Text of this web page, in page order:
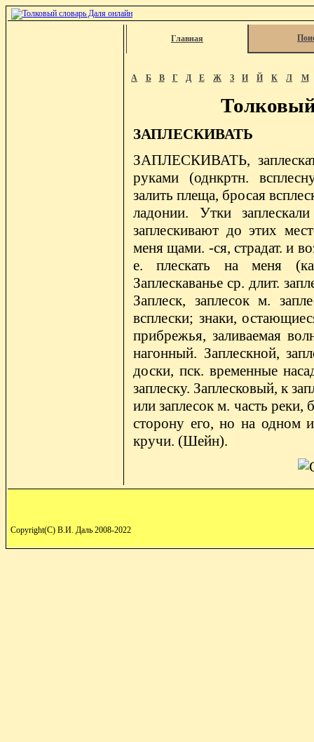
Главная
А Б В Г Д Е Ж З И Й К Л М
ЗАПЛЕСКИВАТЬ
ЗАПЛЕСКИВАТЬ,
руками (однкртн.
залить плеща, бросая
ладонии. Утки
заплескивают до этих
меня щами. -ся, страдат. и
е. плескать на меня
Заплескаванье ср. длит.
Заплеск, заплесок м.
всплески; знаки,
прибрежья, заливаемая
нагонный. Заплескной,
доски, пск. временные
заплеску. Заплесковый, к
или заплесок м. часть реки,
сторону его, но на одном
кручи. (Шейн).
Copyright(C) В.И. Даль 2008-2022